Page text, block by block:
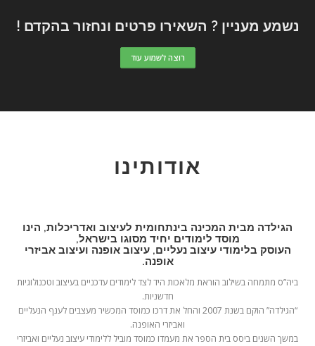
נשמע מעניין ? השאירו פרטים ונחזור בהקדם !
רוצה לשמוע עוד
אודותינו
הגילדה מבית המכינה בינתחומית לעיצוב ואדריכלות, הינו
מוסד לימודים יחיד מסוגו בישראל,
העוסק בלימודי עיצוב נעליים, עיצוב אופנה ועיצוב אביזרי
אופנה.
ביה”ס מתמחה בשילוב הוראת מלאכות היד לצד לימודים עדכניים בעיצוב וטכנולוגיות
חדשניות.
“הגילדה” הוקם בשנת 2007 והחל את דרכו כמוסד המכשיר מעצבים לענף הנעליים
ואביזרי האופנה.
במשך השנים ביסס בית הספר את מעמדו כמוסד מוביל ללימודי עיצוב נעליים ואביזרי